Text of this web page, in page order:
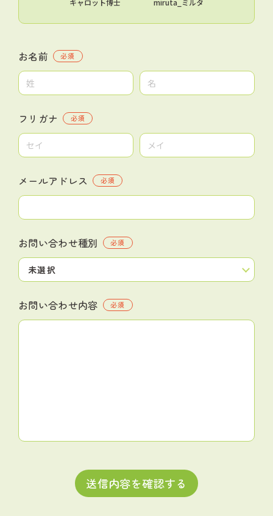
お名前 必須
フリガナ 必須
メールアドレス 必須
お問い合わせ種別 必須
お問い合わせ内容 必須
送信内容を確認する